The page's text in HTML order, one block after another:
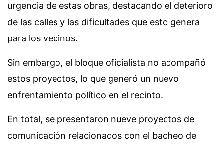
urgencia de estas obras, destacando el deterioro
de las calles y las dificultades que esto genera
para los vecinos.
Sin embargo, el bloque oficialista no acompañó
estos proyectos, lo que generó un nuevo
enfrentamiento político en el recinto.
En total, se presentaron nueve proyectos de
comunicación relacionados con el bacheo de